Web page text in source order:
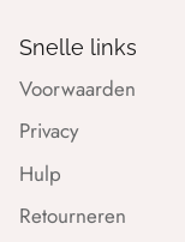
Snelle links
Voorwaarden
Privacy
Hulp
Retourneren